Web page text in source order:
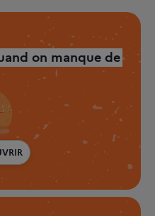
on manque de